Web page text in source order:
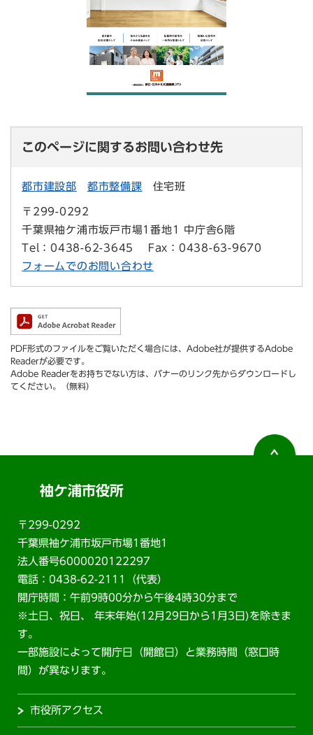
このページに関するお問い合わせ先
都市建設部 都市整備課 住宅班
〒299-0292
千葉県袖ケ浦市坂戸市場1番地1 中庁舎6階
Tel：0438-62-3645
Fax：0438-63-9670
フォームでのお問い合わせ
PDF形式のファイルをご覧いただく場合には、Adobe社が提供するAdobe
Readerが必要です。
Adobe Readerをお持ちでない方は、バナーのリンク先からダウンロードし
てください。（無料）
袖ケ浦市役所
〒299-0292
千葉県袖ケ浦市坂戸市場1番地1
法人番号6000020122297
電話：0438-62-2111（代表）
開庁時間：午前9時00分から午後4時30分まで
※土日、祝日、 年末年始(12月29日から1月3日)を除きま
す。
一部施設によって開庁日（開館日）と業務時間（窓口時
間）が異なります。
市役所アクセス